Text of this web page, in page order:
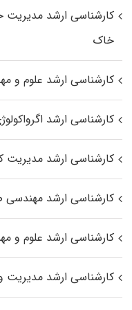
کارشناسی ارشد مدیریت
خاک
کارشناسی ارشد علوم و
کارشناسی ارشد
کارشناسی ارشد مدیریت
کارشناسی ارشد مهندسی
کارشناسی ارشد علوم و
کارشناسی ارشد مدیریت و